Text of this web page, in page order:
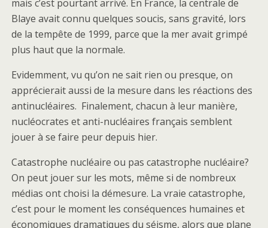
mais c’est pourtant arrivé. En France, la centrale de
Blaye avait connu quelques soucis, sans gravité, lors
de la tempête de 1999, parce que la mer avait grimpé
plus haut que la normale.
Evidemment, vu qu’on ne sait rien ou presque, on
apprécierait aussi de la mesure dans les réactions des
antinucléaires. Finalement, chacun à leur manière,
nucléocrates et anti-nucléaires français semblent
jouer à se faire peur depuis hier.
Catastrophe nucléaire ou pas catastrophe nucléaire?
On peut jouer sur les mots, même si de nombreux
médias ont choisi la démesure. La vraie catastrophe,
c’est pour le moment les conséquences humaines et
économiques dramatiques du séisme, alors que plane